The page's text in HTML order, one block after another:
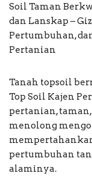
Soil Taman
dan Lanskap –
Pertumbuhan,
Pertanian
Tanah topsoil
Top Soil Kajen
pertanian,
menolong
pertumbuhan
alaminya.